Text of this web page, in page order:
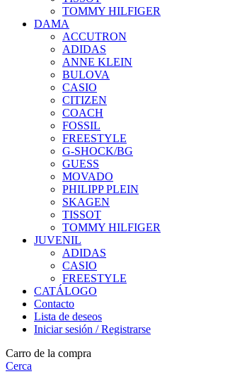
TOMMY HILFIGER
DAMA
ACCUTRON
ADIDAS
ANNE KLEIN
BULOVA
CASIO
CITIZEN
COACH
FOSSIL
FREESTYLE
G-SHOCK/BG
GUESS
MOVADO
PHILIPP PLEIN
SKAGEN
TISSOT
TOMMY HILFIGER
JUVENIL
ADIDAS
CASIO
FREESTYLE
CATÁLOGO
Contacto
Lista de deseos
Iniciar sesión / Registrarse
Carro de la compra
Cerca